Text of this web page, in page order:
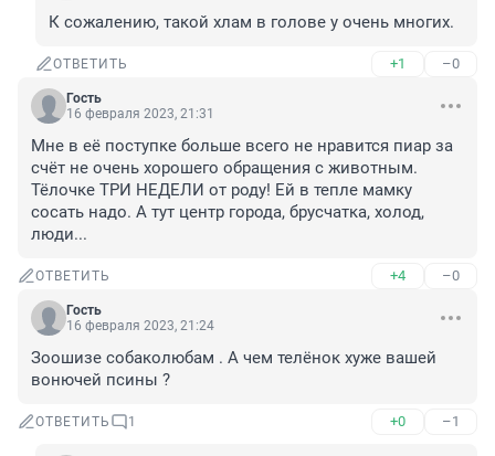
К сожалению, такой хлам в голове у очень многих.
ОТВЕТИТЬ +1 –0
Гость
16 февраля 2023, 21:31
Мне в её поступке больше всего не нравится пиар за
счёт не очень хорошего обращения с животным.
Тёлочке ТРИ НЕДЕЛИ от роду! Ей в тепле мамку
сосать надо. А тут центр города, брусчатка, холод,
люди...
ОТВЕТИТЬ +4 –0
Гость
16 февраля 2023, 21:24
Зоошизе собаколюбам . А чем телёнок хуже вашей
вонючей псины ?
ОТВЕТИТЬ 1 +0 –1